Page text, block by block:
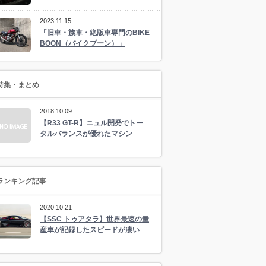
2023.11.15
「旧車・族車・絶版車専門のBIKE
BOON（バイクブーン）」
集・まとめ
2018.10.09
【R33 GT-R】ニュル開発でトー
タルバランスが優れたマシン
ンキング記事
2020.10.21
【SSC トゥアタラ】世界最速の量
産車が記録したスピードが凄い